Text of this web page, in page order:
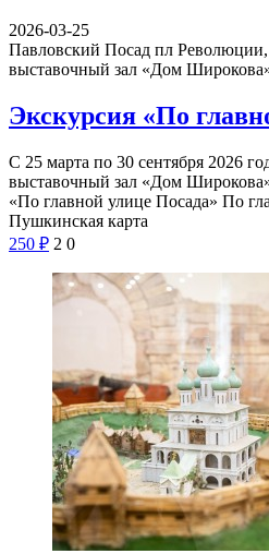
2026-03-25
Павловский Посад пл
выставочный зал «Дом
Экскурсия «По
С 25 марта по 30 сентября 2026
выставочный зал «Дом
«По главной улице Посада» По
Пушкинская карта
250 ₽ 2 0